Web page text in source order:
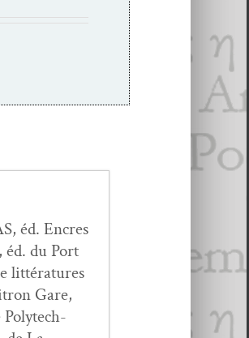
éd. Encres
éd. du Port
lit­téra­tures
Gare,
Poly­tech­